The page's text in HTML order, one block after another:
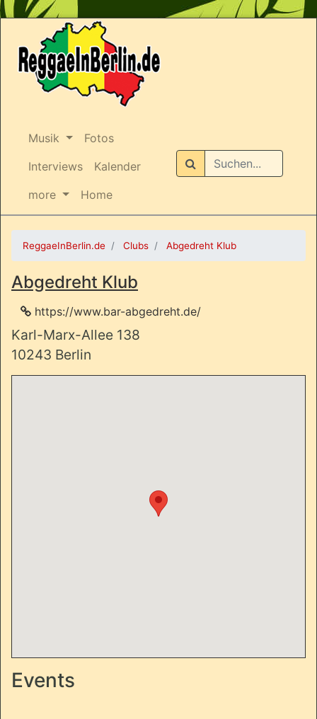
Musik
Fotos
Interviews
Kalender
more
Home
Suchen
ReggaeInBerlin.de Clubs Abgedreht Klub
Abgedreht Klub
https://www.bar-abgedreht.de/
Karl-Marx-Allee 138
10243 Berlin
Events